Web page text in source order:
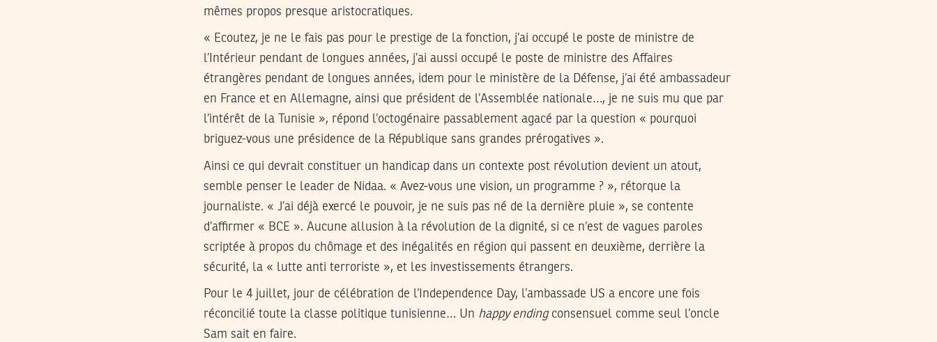
mêmes propos presque aristocratiques.
« Ecoutez, je ne le fais pas pour le prestige de la fonction, j’ai occupé le poste de ministre de
l’Intérieur pendant de longues années, j’ai aussi occupé le poste de ministre des Affaires
étrangères pendant de longues années, idem pour le ministère de la Défense, j’ai été ambassadeur
en France et en Allemagne, ainsi que président de l’Assemblée nationale…, je ne suis mu que par
l’intérêt de la Tunisie », répond l’octogénaire passablement agacé par la question « pourquoi
briguez-vous une présidence de la République sans grandes prérogatives ».
Ainsi ce qui devrait constituer un handicap dans un contexte post révolution devient un atout,
semble penser le leader de Nidaa. « Avez-vous une vision, un programme ? », rétorque la
journaliste. « J’ai déjà exercé le pouvoir, je ne suis pas né de la dernière pluie », se contente
d’affirmer « BCE ». Aucune allusion à la révolution de la dignité, si ce n’est de vagues paroles
scriptée à propos du chômage et des inégalités en région qui passent en deuxième, derrière la
sécurité, la « lutte anti terroriste », et les investissements étrangers.
Pour le 4 juillet, jour de célébration de l’Independence Day, l’ambassade US a encore une fois
réconcilié toute la classe politique tunisienne… Un happy endingconsensuel comme seul l’oncle
Sam sait en faire.